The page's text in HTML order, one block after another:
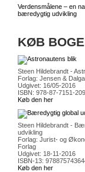
Verdensmålene – en
bæredygtig udvikling
KØB
Steen Hildebrandt -
Forlag: Jensen &
Udgivet: 16/05-2016
ISBN: 978-87-7151-
Køb den her
Steen Hildebrandt -
udvikling
Forlag: Jurist- og
Forlag
Udgivet: 18-11-2016
ISBN-13:
Køb den her